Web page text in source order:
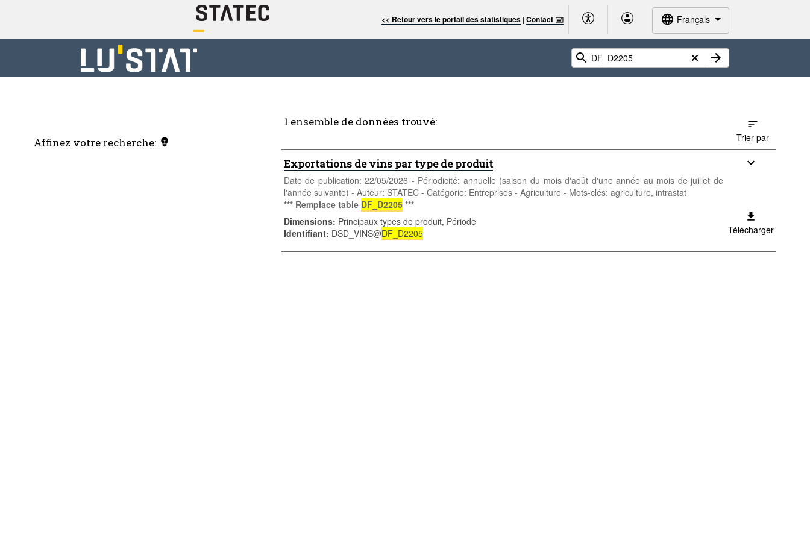
<< Retour vers le portail des statistiques |Contact 🖃 Français
Affinez votre recherche:
1 ensemble de données trouvé:
Trier par
Exportations de vins par type de produit
Date de publication: 22/05/2026 - Périodicité: annuelle (saison du mois d'août d'une année au mois de juillet de
l'année suivante) - Auteur: STATEC - Catégorie: Entreprises - Agriculture - Mots-clés: agriculture, intrastat
*** Remplace table DF_D2205***
Dimensions: Principaux types de produit, Période
Identifiant: DSD_VINS@DF_D2205 Télécharger